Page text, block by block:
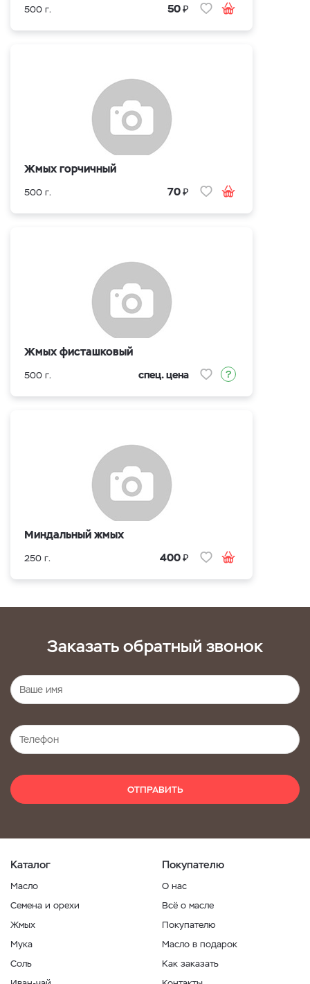
500 г. 50₽
Жмых горчичный
500 г. 70₽
Жмых фисташковый
500 г. спец. цена
Миндальный жмых
250 г. 400₽
Заказать обратный звонок
ОТПРАВИТЬ
Каталог
Масло
Семена и орехи
Жмых
Мука
Соль
Покупателю
О нас
Всё о масле
Покупателю
Масло в подарок
Как заказать